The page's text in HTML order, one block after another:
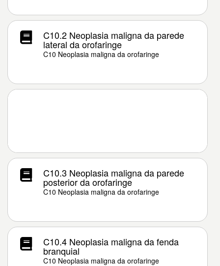
C10.2 Neoplasia maligna da parede
lateral da orofaringe
C10 Neoplasia maligna da orofaringe
C10.3 Neoplasia maligna da parede
posterior da orofaringe
C10 Neoplasia maligna da orofaringe
C10.4 Neoplasia maligna da fenda
branquial
C10 Neoplasia maligna da orofaringe